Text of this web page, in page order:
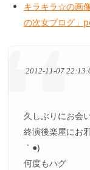
キラキラ☆の画
の次女ブログ」
2012-11-07
久しぶりにお会
終演後楽屋にお
｀●)
何度もハグ